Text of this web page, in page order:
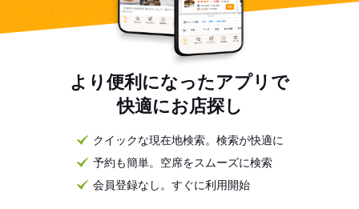
より便利になったアプリで
快適にお店探し
クイックな現在地検索。検索が快適に
予約も簡単。空席をスムーズに検索
会員登録なし。すぐに利用開始